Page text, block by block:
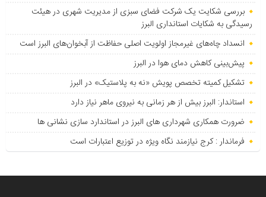
بررسی شکایت یک شرکت فضای سبزی از مدیریت شهری در هیئت
رسیدگی به شکایات استانداری البرز
انسداد چاه‌های غیرمجاز اولویت اصلی حفاظت از آبخوان‌های البرز است
پیش‌بینی کاهش دمای هوا در البرز
تشکیل کمیته تخصص پویش «نه به پلاستیک» در البرز
استاندار: البرز بیش از هر زمانی به نیروی ماهر نیاز دارد
ضرورت همکاری شهرداری های البرز در استاندارد سازی نشانی ها
فرماندار : کرج نیازمند نگاه ویژه در توزیع اعتبارات است